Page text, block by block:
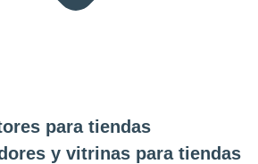
para tiendas
y vitrinas para tiendas